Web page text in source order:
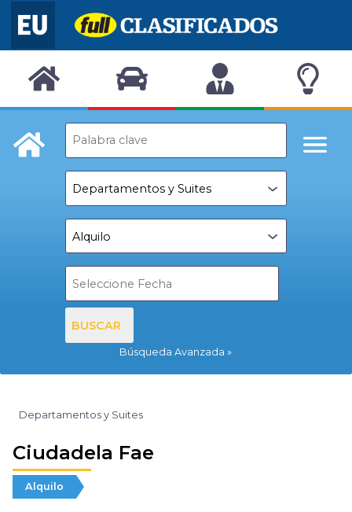
BUSCAR
Búsqueda Avanzada
Departamentos y Suites
Ciudadela Fae
Alquilo